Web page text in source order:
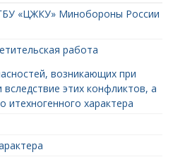
«ЦЖКУ» Минобороны России
работа
возникающих при
этих конфликтов, а
итехногенного характера